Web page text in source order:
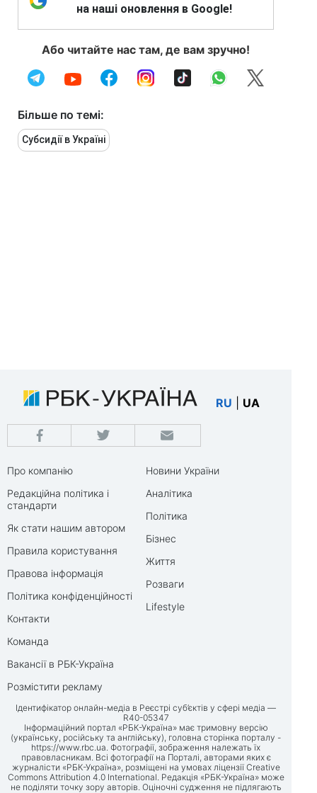
на наші оновлення в Google!
Або читайте нас там, де вам зручно!
Більше по темі:
Субсидії в Україні
RU UA
Про компанію
Редакційна політика і
стандарти
Як стати нашим автором
Правила користування
Правова інформація
Політика конфіденційності
Контакти
Команда
Вакансії в РБК-Україна
Розмістити рекламу
Новини України
Аналітика
Політика
Бізнес
Життя
Розваги
Lifestyle
Ідентифікатор онлайн-медіа в Реєстрі суб’єктів у сфері медіа —
R40-05347
Інформаційний портал «РБК-Україна» має тримовну версію
(українську, російську та англійську), головна сторінка порталу -
https://www.rbc.ua. Фотографії, зображення належать їх
правовласникам. Всі фотографії на Порталі, авторами яких є
журналісти «РБК-Україна», розміщені на умовах ліцензії Creative
Commons Attribution 4.0 International. Редакція «РБК-Україна» може
не поділяти точку зору авторів. Оціночні судження не підлягають